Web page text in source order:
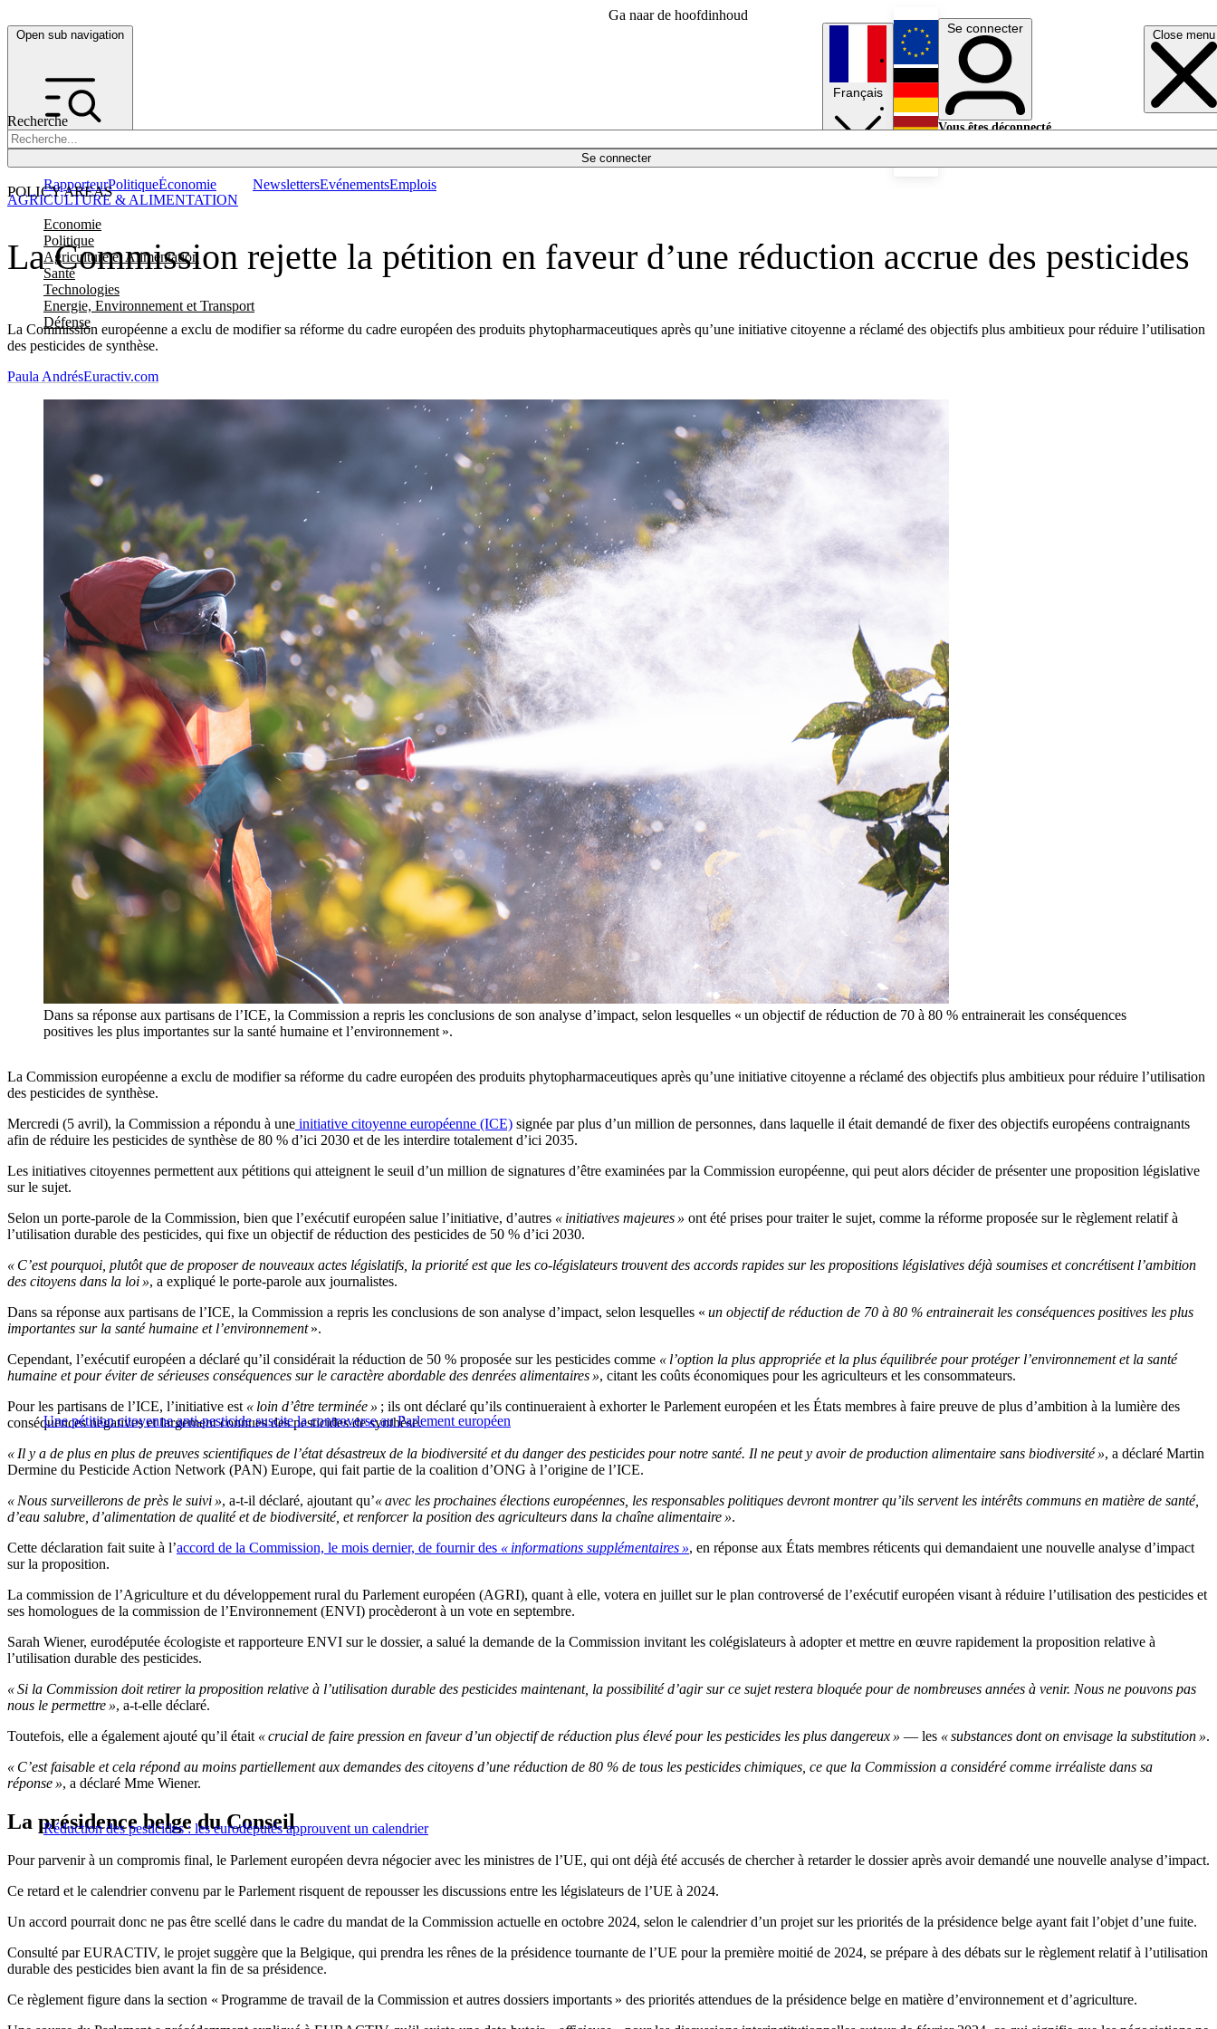
Ga naar de hoofdinhoud
Open sub navigation Close menu
Recherche
Se connecter
POLICY AREAS
Economie
Politique
Agriculture et Alimentation
Santé
Technologies
Energie, Environnement et Transport
Défense
RapporteurPolitiqueÉconomie NewslettersEvénementsEmplois
Français
English
Deutsch
Se connecter
Vous êtes déconnecté.
La Commission rejette la pétition en faveur d’une réduction accrue des pesticides
La Commission européenne a exclu de modifier sa réforme du cadre européen des produits phytopharmaceutiques après qu’une initiative citoyenne a réclamé des objectifs plus ambitieux pour réduire l’utilisation
des pesticides de synthèse.
AGRICULTURE & ALIMENTATION
Paula AndrésEuractiv.com
Dans sa réponse aux partisans de l’ICE, la Commission a repris les conclusions de son analyse d’impact, selon lesquelles « un objectif de réduction de 70 à 80 % entrainerait les conséquences
positives les plus importantes sur la santé humaine et l’environnement ».
La Commission européenne a exclu de modifier sa réforme du cadre européen des produits phytopharmaceutiques après qu’une initiative citoyenne a réclamé des objectifs plus ambitieux pour réduire l’utilisation
des pesticides de synthèse.
Mercredi (5 avril), la Commission a répondu à une initiative citoyenne européenne (ICE) signée par plus d’un million de personnes, dans laquelle il était demandé de fixer des objectifs européens contraignants
afin de réduire les pesticides de synthèse de 80 % d’ici 2030 et de les interdire totalement d’ici 2035.
Les initiatives citoyennes permettent aux pétitions qui atteignent le seuil d’un million de signatures d’être examinées par la Commission européenne, qui peut alors décider de présenter une proposition législative
sur le sujet.
Selon un porte-parole de la Commission, bien que l’exécutif européen salue l’initiative, d’autres « initiatives majeures » ont été prises pour traiter le sujet, comme la réforme proposée sur le règlement relatif à
l’utilisation durable des pesticides, qui fixe un objectif de réduction des pesticides de 50 % d’ici 2030.
« C’est pourquoi, plutôt que de proposer de nouveaux actes législatifs, la priorité est que les co-législateurs trouvent des accords rapides sur les propositions législatives déjà soumises et concrétisent l’ambition
des citoyens dans la loi », a expliqué le porte-parole aux journalistes.
Dans sa réponse aux partisans de l’ICE, la Commission a repris les conclusions de son analyse d’impact, selon lesquelles « un objectif de réduction de 70 à 80 % entrainerait les conséquences positives les plus
importantes sur la santé humaine et l’environnement».
Cependant, l’exécutif européen a déclaré qu’il considérait la réduction de 50 % proposée sur les pesticides comme « l’option la plus appropriée et la plus équilibrée pour protéger l’environnement et la santé
humaine et pour éviter de sérieuses conséquences sur le caractère abordable des denrées alimentaires », citant les coûts économiques pour les agriculteurs et les consommateurs.
Une pétition citoyenne anti-pesticide suscite la controverse au Parlement européen
Pour les partisans de l’ICE, l’initiative est « loin d’être terminée » ; ils ont déclaré qu’ils continueraient à exhorter le Parlement européen et les États membres à faire preuve de plus d’ambition à la lumière des
conséquences négatives et largement connues des pesticides de synthèse.
« Il y a de plus en plus de preuves scientifiques de l’état désastreux de la biodiversité et du danger des pesticides pour notre santé. Il ne peut y avoir de production alimentaire sans biodiversité », a déclaré Martin
Dermine du Pesticide Action Network (PAN) Europe, qui fait partie de la coalition d’ONG à l’origine de l’ICE.
« Nous surveillerons de près le suivi », a-t-il déclaré, ajoutant qu’« avec les prochaines élections européennes, les responsables politiques devront montrer qu’ils servent les intérêts communs en matière de santé,
d’eau salubre, d’alimentation de qualité et de biodiversité, et renforcer la position des agriculteurs dans la chaîne alimentaire ».
Cette déclaration fait suite à l’accord de la Commission, le mois dernier, de fournir des « informations supplémentaires », en réponse aux États membres réticents qui demandaient une nouvelle analyse d’impact
sur la proposition.
La commission de l’Agriculture et du développement rural du Parlement européen (AGRI), quant à elle, votera en juillet sur le plan controversé de l’exécutif européen visant à réduire l’utilisation des pesticides et
ses homologues de la commission de l’Environnement (ENVI) procèderont à un vote en septembre.
Sarah Wiener, eurodéputée écologiste et rapporteure ENVI sur le dossier, a salué la demande de la Commission invitant les colégislateurs à adopter et mettre en œuvre rapidement la proposition relative à
l’utilisation durable des pesticides.
« Si la Commission doit retirer la proposition relative à l’utilisation durable des pesticides maintenant, la possibilité d’agir sur ce sujet restera bloquée pour de nombreuses années à venir. Nous ne pouvons pas
nous le permettre », a-t-elle déclaré.
Toutefois, elle a également ajouté qu’il était « crucial de faire pression en faveur d’un objectif de réduction plus élevé pour les pesticides les plus dangereux » — les « substances dont on envisage la substitution ».
« C’est faisable et cela répond au moins partiellement aux demandes des citoyens d’une réduction de 80 % de tous les pesticides chimiques, ce que la Commission a considéré comme irréaliste dans sa
réponse », a déclaré Mme Wiener.
Réduction des pesticides : les eurodéputés approuvent un calendrier
La présidence belge du Conseil
Pour parvenir à un compromis final, le Parlement européen devra négocier avec les ministres de l’UE, qui ont déjà été accusés de chercher à retarder le dossier après avoir demandé une nouvelle analyse d’impact.
Ce retard et le calendrier convenu par le Parlement risquent de repousser les discussions entre les législateurs de l’UE à 2024.
Un accord pourrait donc ne pas être scellé dans le cadre du mandat de la Commission actuelle en octobre 2024, selon le calendrier d’un projet sur les priorités de la présidence belge ayant fait l’objet d’une fuite.
Consulté par EURACTIV, le projet suggère que la Belgique, qui prendra les rênes de la présidence tournante de l’UE pour la première moitié de 2024, se prépare à des débats sur le règlement relatif à l’utilisation
durable des pesticides bien avant la fin de sa présidence.
Ce règlement figure dans la section « Programme de travail de la Commission et autres dossiers importants » des priorités attendues de la présidence belge en matière d’environnement et d’agriculture.